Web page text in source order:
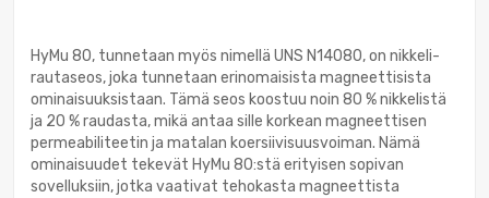
HyMu 80, tunnetaan myös nimellä UNS N14080, on nikkeli-
rautaseos, joka tunnetaan erinomaisista magneettisista
ominaisuuksistaan. Tämä seos koostuu noin 80 % nikkelistä
ja 20 % raudasta, mikä antaa sille korkean magneettisen
permeabiliteetin ja matalan koersiivisuusvoiman. Nämä
ominaisuudet tekevät HyMu 80:stä erityisen sopivan
sovelluksiin, jotka vaativat tehokasta magneettista